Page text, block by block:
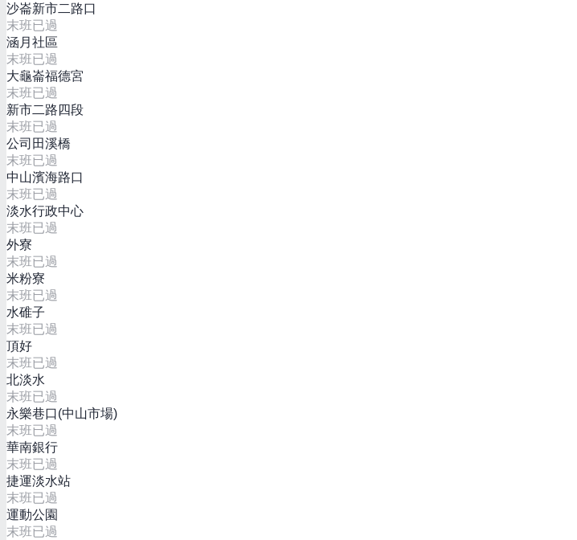
沙崙新市二路口
末班已過
涵月社區
末班已過
大龜崙福德宮
末班已過
新市二路四段
末班已過
公司田溪橋
末班已過
中山濱海路口
末班已過
淡水行政中心
末班已過
外寮
末班已過
米粉寮
末班已過
水碓子
末班已過
頂好
末班已過
北淡水
末班已過
永樂巷口(中山市場)
末班已過
華南銀行
末班已過
捷運淡水站
末班已過
運動公園
末班已過